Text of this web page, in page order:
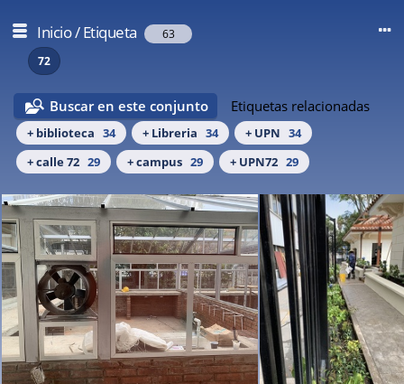
Inicio/Etiqueta
63
72
Buscar en este conjunto Etiquetas relacionadas
+ biblioteca 34 + Libreria 34 + UPN 34
+ calle 72 29 + campus 29 + UPN72 29